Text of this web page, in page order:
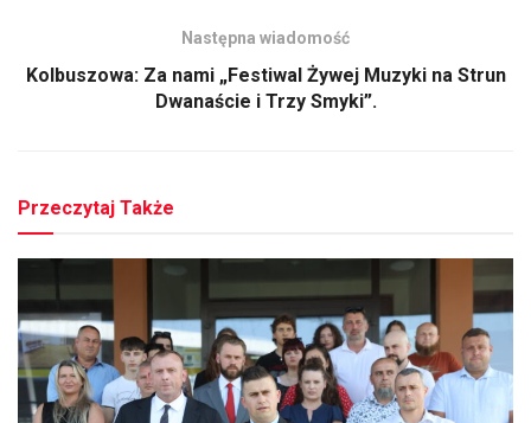
Następna wiadomość
Kolbuszowa: Za nami „Festiwal Żywej Muzyki na Strun
Dwanaście i Trzy Smyki”.
Przeczytaj Także